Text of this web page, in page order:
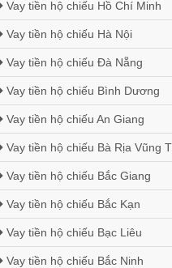
Vay tiền hộ chiếu Hồ Chí Minh
Vay tiền hộ chiếu Hà Nội
Vay tiền hộ chiếu Đà Nẵng
Vay tiền hộ chiếu Bình Dương
Vay tiền hộ chiếu An Giang
Vay tiền hộ chiếu Bà Rịa Vũng
Vay tiền hộ chiếu Bắc Giang
Vay tiền hộ chiếu Bắc Kạn
Vay tiền hộ chiếu Bạc Liêu
Vay tiền hộ chiếu Bắc Ninh